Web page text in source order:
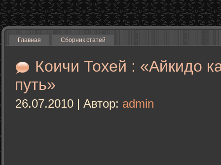
Главная Сборник статей
Коичи Тохей : «Айкидо
путь»
26.07.2010 | Автор: admin